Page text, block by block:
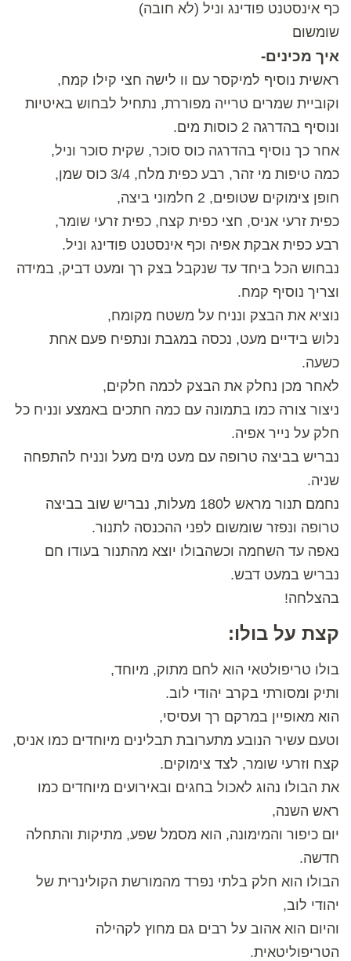
כף אינסטנט פודינג וניל (לא חובה)
שומשום
איך מכינים-
ראשית נוסיף למיקסר עם וו לישה חצי קילו קמח,
וקוביית שמרים טרייה מפוררת, נתחיל לבחוש באיטיות
ונוסיף בהדרגה 2 כוסות מים.
אחר כך נוסיף בהדרגה כוס סוכר, שקית סוכר וניל,
כמה טיפות מי זהר, רבע כפית מלח, 3/4 כוס שמן,
חופן צימוקים שטופים, 2 חלמוני ביצה,
כפית זרעי אניס, חצי כפית קצח, כפית זרעי שומר,
רבע כפית אבקת אפיה וכף אינסטנט פודינג וניל.
נבחוש הכל ביחד עד שנקבל בצק רך ומעט דביק, במידה
וצריך נוסיף קמח.
נוציא את הבצק ונניח על משטח מקומח,
נלוש בידיים מעט, נכסה במגבת ונתפיח פעם אחת
כשעה.
לאחר מכן נחלק את הבצק לכמה חלקים,
ניצור צורה כמו בתמונה עם כמה חתכים באמצע ונניח כל
חלק על נייר אפיה.
נבריש בביצה טרופה עם מעט מים מעל ונניח להתפחה
שניה.
נחמם תנור מראש ל180 מעלות, נבריש שוב בביצה
טרופה ונפזר שומשום לפני ההכנסה לתנור.
נאפה עד השחמה וכשהבולו יוצא מהתנור בעודו חם
נבריש במעט דבש.
בהצלחה!
קצת על בולו:
בולו טריפולטאי הוא לחם מתוק, מיוחד,
ותיק ומסורתי בקרב יהודי לוב.
הוא מאופיין במרקם רך ועסיסי,
וטעם עשיר הנובע מתערובת תבלינים מיוחדים כמו אניס,
קצח וזרעי שומר, לצד צימוקים.
את הבולו נהוג לאכול בחגים ובאירועים מיוחדים כמו
ראש השנה,
יום כיפור והמימונה, הוא מסמל שפע, מתיקות והתחלה
חדשה.
הבולו הוא חלק בלתי נפרד מהמורשת הקולינרית של
יהודי לוב,
והיום הוא אהוב על רבים גם מחוץ לקהילה
הטריפוליטאית.